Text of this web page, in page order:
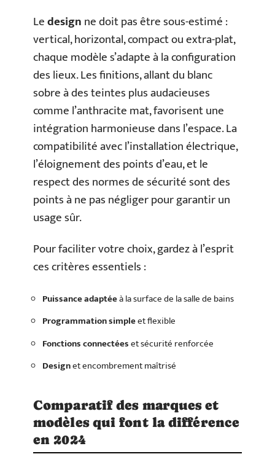
Ledesignne doit pas être sous-estimé :
vertical, horizontal, compact ou extra-plat,
chaque modèle s’adapte à la configuration
des lieux. Les finitions, allant du blanc
sobre à des teintes plus audacieuses
comme l’anthracite mat, favorisent une
intégration harmonieuse dans l’espace. La
compatibilité avec l’installation électrique,
l’éloignement des points d’eau, et le
respect des normes de sécurité sont des
points à ne pas négliger pour garantir un
usage sûr.
Pour faciliter votre choix, gardez à l’esprit
ces critères essentiels :
Puissance adaptéeà la surface de la salle de bains
Programmation simpleet flexible
Fonctions connectéeset sécurité renforcée
Designet encombrement maîtrisé
Comparatif des marques et
modèles qui font la différence
en 2024